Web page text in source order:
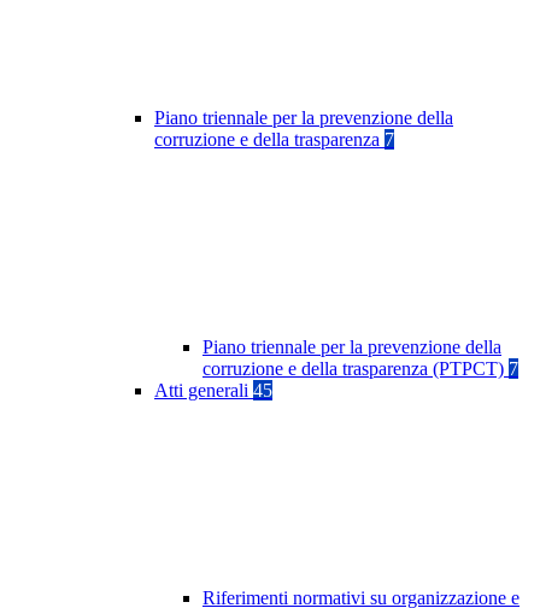
Piano triennale per la prevenzione della
corruzione e della trasparenza 7
Piano triennale per la prevenzione della
corruzione e della trasparenza (PTPCT) 7
Atti generali 45
Riferimenti normativi su organizzazione e